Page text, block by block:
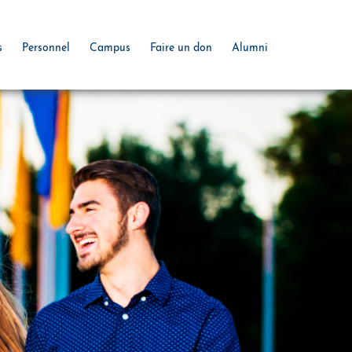
Personnel Campus Faire un don Alumni